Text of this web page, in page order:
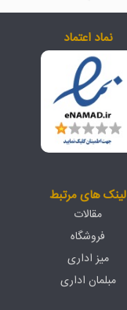
نماد اعتماد
لینک های مرتبط
مقالات
فروشگاه
میز اداری
مبلمان اداری